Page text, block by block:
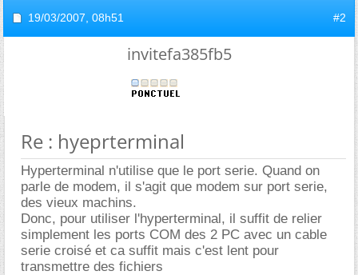
19/03/2007, 08h51 #2
invitefa385fb5
Re : hyeprterminal
Hyperterminal n'utilise que le port serie. Quand on
parle de modem, il s'agit que modem sur port serie,
des vieux machins.
Donc, pour utiliser l'hyperterminal, il suffit de relier
simplement les ports COM des 2 PC avec un cable
serie croisé et ca suffit mais c'est lent pour
transmettre des fichiers